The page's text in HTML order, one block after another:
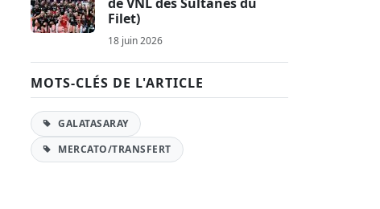
Filet)
18 juin 2026
MOTS-CLÉS DE L'ARTICLE
GALATASARAY
MERCATO/TRANSFERT